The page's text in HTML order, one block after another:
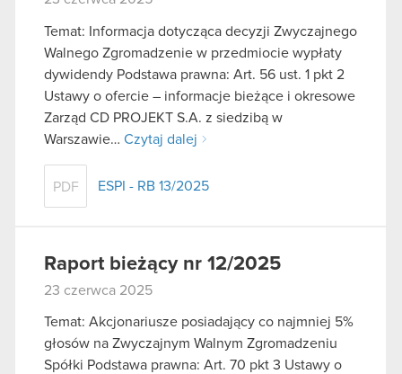
Temat: Informacja dotycząca decyzji Zwyczajnego
Walnego Zgromadzenie w przedmiocie wypłaty
dywidendy Podstawa prawna: Art. 56 ust. 1 pkt 2
Ustawy o ofercie – informacje bieżące i okresowe
Zarząd CD PROJEKT S.A. z siedzibą w
Warszawie… Czytaj dalej
PDF ESPI - RB 13/2025
Raport bieżący nr 12/2025
23 czerwca 2025
Temat: Akcjonariusze posiadający co najmniej 5%
głosów na Zwyczajnym Walnym Zgromadzeniu
Spółki Podstawa prawna: Art. 70 pkt 3 Ustawy o